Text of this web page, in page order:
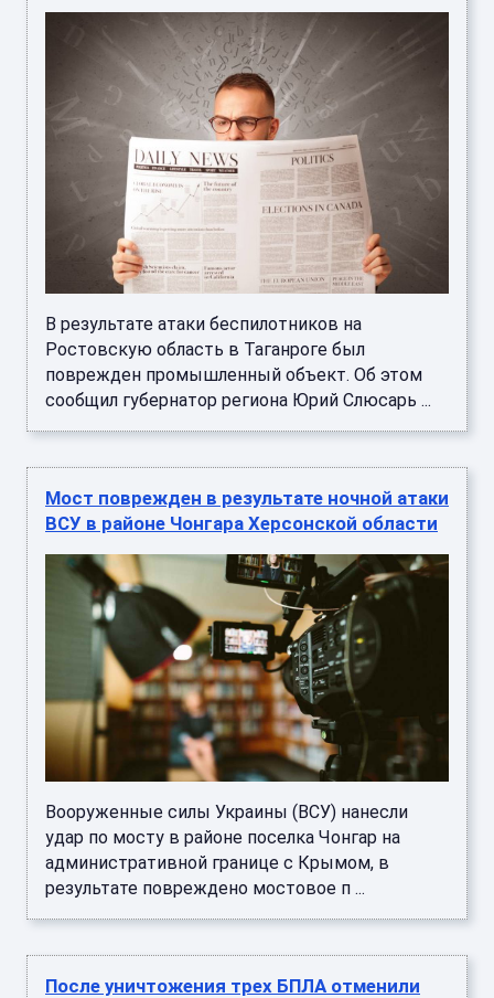
В результате атаки беспилотников на
Ростовскую область в Таганроге был
поврежден промышленный объект. Об этом
сообщил губернатор региона Юрий Слюсарь ...
Мост поврежден в результате ночной атаки
ВСУ в районе Чонгара Херсонской области
Вооруженные силы Украины (ВСУ) нанесли
удар по мосту в районе поселка Чонгар на
административной границе с Крымом, в
результате повреждено мостовое п ...
После уничтожения трех БПЛА отменили